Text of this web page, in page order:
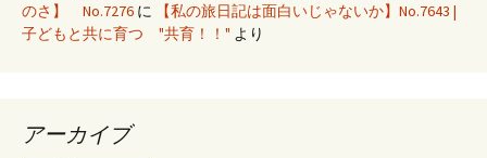
のさ】 No.7276 に
【私の旅日記は面白いじゃないか】No.7643 |
子どもと共に育つ "共育！！" より
アーカイブ